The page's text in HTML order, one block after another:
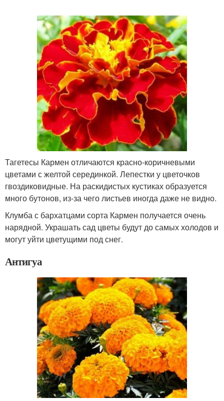
Тагетесы Кармен отличаются красно-коричневыми
цветами с желтой серединкой. Лепестки у цветочков
гвоздиковидные. На раскидистых кустиках образуется
много бутонов, из-за чего листьев иногда даже не видно.
Клумба с бархатцами сорта Кармен получается очень
нарядной. Украшать сад цветы будут до самых холодов и
могут уйти цветущими под снег.
Антигуа